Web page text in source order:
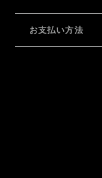
お支払い方法